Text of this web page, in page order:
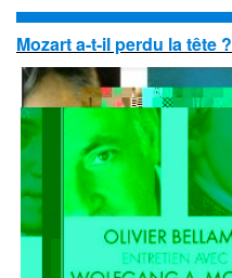
Mozart a-t-il perdu la tête ?